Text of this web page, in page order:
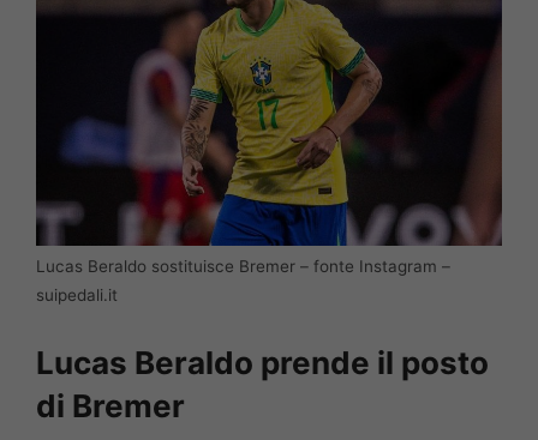
Lucas Beraldo sostituisce Bremer – fonte Instagram –
suipedali.it
Lucas Beraldo prende il posto
di Bremer